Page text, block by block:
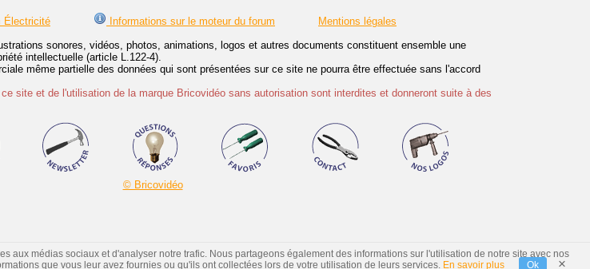
Électricité Informations sur le moteur du forum
Mentions légales
sonores, vidéos, photos, animations, logos et autres documents constituent ensemble une
intellectuelle (article L.122-4).
même partielle des données qui sont présentées sur ce site ne pourra être effectuée sans l'accord
site et de l'utilisation de la marque Bricovidéo sans autorisation sont interdites et donneront suite à des
© Bricovidéo
aux médias sociaux et d'analyser notre trafic. Nous partageons également des informations sur l'utilisation de notre site avec nos
que vous leur avez fournies ou qu'ils ont collectées lors de votre utilisation de leurs services.
En savoir plus Ok ×